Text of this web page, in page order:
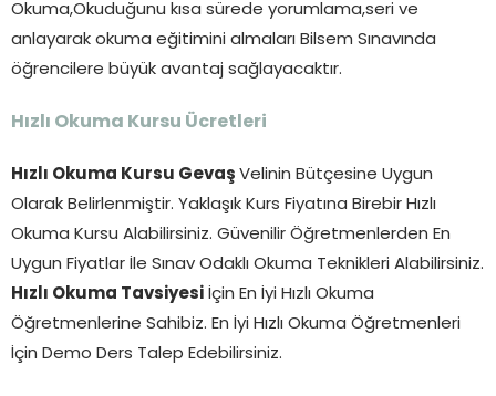
Okuma,Okuduğunu kısa sürede yorumlama,seri ve
anlayarak okuma eğitimini almaları Bilsem Sınavında
öğrencilere büyük avantaj sağlayacaktır.
Hızlı Okuma Kursu Ücretleri
Hızlı Okuma Kursu Gevaş Velinin Bütçesine Uygun
Olarak Belirlenmiştir. Yaklaşık Kurs Fiyatına Birebir Hızlı
Okuma Kursu Alabilirsiniz. Güvenilir Öğretmenlerden En
Uygun Fiyatlar İle Sınav Odaklı Okuma Teknikleri Alabilirsiniz.
Hızlı Okuma Tavsiyesi
İçin En İyi Hızlı Okuma
Öğretmenlerine Sahibiz. En İyi Hızlı Okuma Öğretmenleri
İçin Demo Ders Talep Edebilirsiniz.